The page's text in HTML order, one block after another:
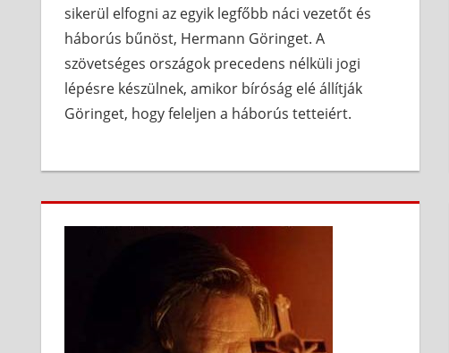
sikerül elfogni az egyik legfőbb náci vezetőt és
háborús bűnöst, Hermann Göringet. A
szövetséges országok precedens nélküli jogi
lépésre készülnek, amikor bíróság elé állítják
Göringet, hogy feleljen a háborús tetteiért.